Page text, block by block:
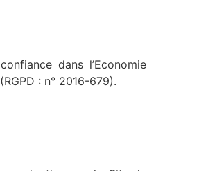
dans l’Economie
: n° 2016-679).